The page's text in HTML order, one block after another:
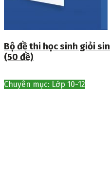
Bộ đề thi học sinh giỏi
(50 đề)
Chuyên mục: Lớp 10-12